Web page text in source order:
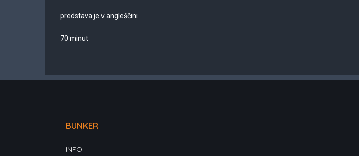
predstava je v angleščini
70 minut
BUNKER
INFO